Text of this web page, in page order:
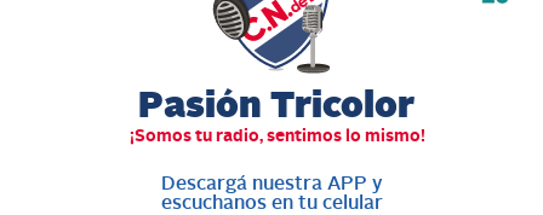
Descargá nuestra APP y
escuchanos en tu celular